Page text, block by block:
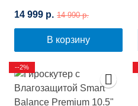
(Космос)
14 999 р. 14 990 р.
В корзину
--2%